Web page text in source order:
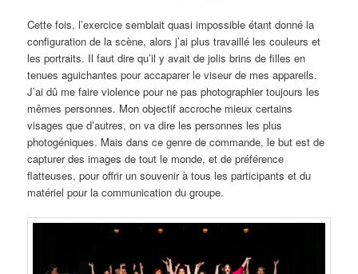
Cette fois, l’exercice semblait quasi impossible étant donné la
configuration de la scène, alors j’ai plus travaillé les couleurs et
les portraits. Il faut dire qu’il y avait de jolis brins de filles en
tenues aguichantes pour accaparer le viseur de mes appareils.
J’ai dû me faire violence pour ne pas photographier toujours les
mêmes personnes. Mon objectif accroche mieux certains
visages que d’autres, on va dire les personnes les plus
photogéniques. Mais dans ce genre de commande, le but est de
capturer des images de tout le monde, et de préférence
flatteuses, pour offrir un souvenir à tous les participants et du
matériel pour la communication du groupe.